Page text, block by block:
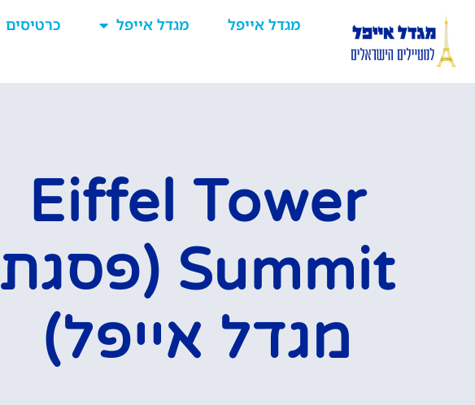
מגדל אייפל מגדל אייפל כרטיסים
Eiffel Tower
Summit (פסגת
מגדל אייפל)